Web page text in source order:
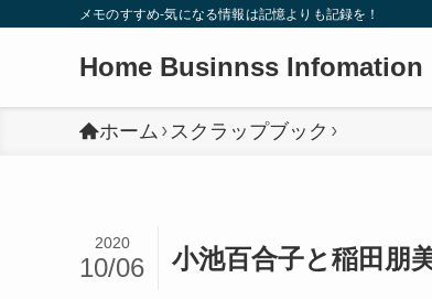
メモのすすめ-気になる情報は記憶よりも記録を！
Home Businnss Infomation
ホーム スクラップブック
小池百合子と稲田朋
2020
10/06